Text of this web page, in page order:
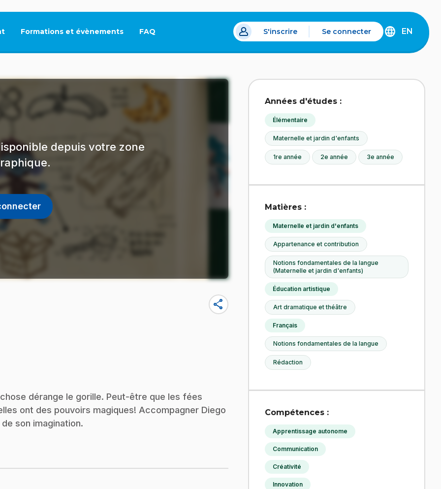
Formations et évènements FAQ
Ce lien s'ouvrira dans un nouvel onglet.
S'inscrire Se connecter
DISCOVER
EN
depuis votre zone
share
dérange le gorille. Peut-être que les fées
ont des pouvoirs magiques! Accompagner Diego
son imagination.
Années d'études :
Élémentaire
Maternelle et jardin d'enfants
1re année 2e année 3e année
Matières :
Maternelle et jardin d'enfants
Appartenance et contribution
Notions fondamentales de la langue
(Maternelle et jardin d'enfants)
Éducation artistique
Art dramatique et théâtre
Français
Notions fondamentales de la langue
Rédaction
Compétences :
Apprentissage autonome
Communication
Créativité
Innovation